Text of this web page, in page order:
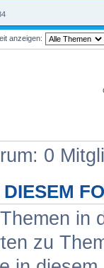
anzeigen:
0
in
zu